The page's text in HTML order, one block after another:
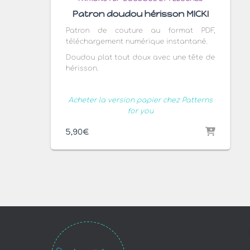
Patron doudou hérisson MICKI
Patron de couture au format PDF,
téléchargement numérique instantané.
Doudou plat tout doux avec une tête de
hérisson.
Acheter la version papier chez Patterns
for you
5,90€